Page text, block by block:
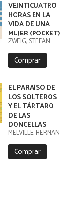
VEINTICUATRO
HORAS EN LA
VIDA DE UNA
MUJER (POCKET)
ZWEIG, STEFAN
Comprar
EL PARAÍSO DE
LOS SOLTEROS
Y EL TÁRTARO
DE LAS
DONCELLAS
MELVILLE, HERMAN
Comprar